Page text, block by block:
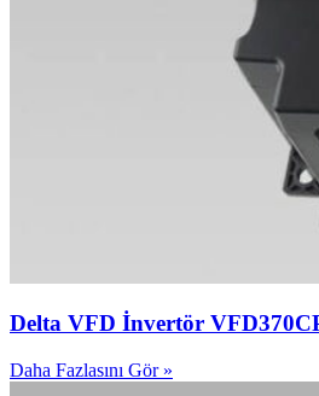
Delta VFD İnvertör
Daha Fazlasını Gör »